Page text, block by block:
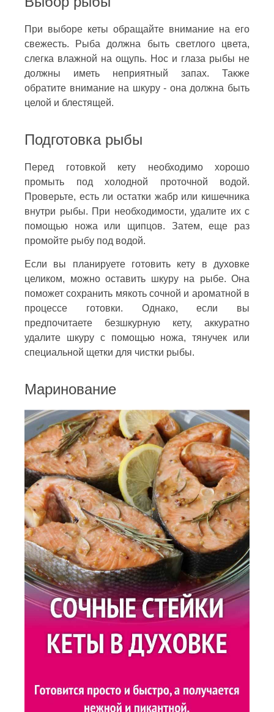
При выборе кеты обращайте внимание на его
свежесть. Рыба должна быть светлого цвета,
слегка влажной на ощупь. Нос и глаза рыбы не
должны иметь неприятный запах. Также
обратите внимание на шкуру - она должна быть
целой и блестящей.
Подготовка рыбы
Перед готовкой кету необходимо хорошо
промыть под холодной проточной водой.
Проверьте, есть ли остатки жабр или кишечника
внутри рыбы. При необходимости, удалите их с
помощью ножа или щипцов. Затем, еще раз
промойте рыбу под водой.
Если вы планируете готовить кету в духовке
целиком, можно оставить шкуру на рыбе. Она
поможет сохранить мякоть сочной и ароматной в
процессе готовки. Однако, если вы
предпочитаете безшкурную кету, аккуратно
удалите шкуру с помощью ножа, тянучек или
специальной щетки для чистки рыбы.
Маринование